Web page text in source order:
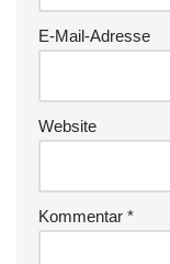
E-Mail-Adresse
Website
Kommentar *